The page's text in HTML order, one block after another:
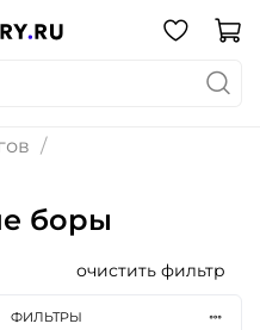
боры
очистить фильтр
ФИЛЬТРЫ